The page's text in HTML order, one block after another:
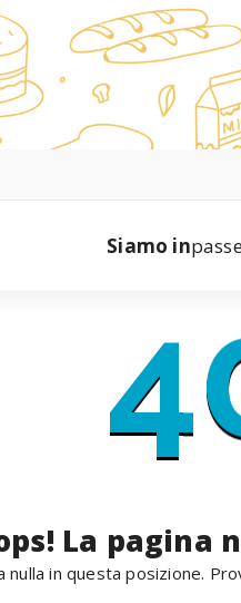
Siamo in
La pagina
nulla in questa posizione.